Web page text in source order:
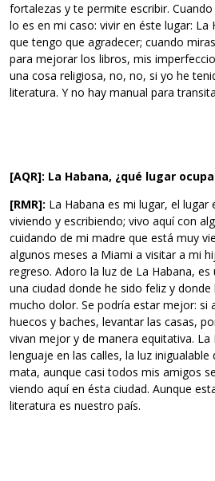
fortalezas y te permite escribir.
lo es en mi caso: vivir en éste lugar: La
que tengo que agradecer; cuando
para mejorar los libros, mis
una cosa religiosa, no, no, si yo he
literatura. Y no hay manual para
[AQR]: La Habana, ¿qué lugar
[RMR]: La Habana es mi lugar, el lugar
viviendo y escribiendo; vivo aquí con
cuidando de mi madre que está muy
algunos meses a Miami a visitar a mi
regreso. Adoro la luz de La Habana,
una ciudad donde he sido feliz y
mucho dolor. Se podría estar mejor: si
huecos y baches, levantar las casas,
vivan mejor y de manera equitativa. La
lenguaje en las calles, la luz
mata, aunque casi todos mis amigos
viendo aquí en ésta ciudad. Aunque
literatura es nuestro país.